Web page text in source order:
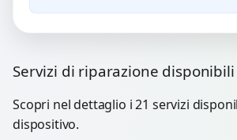
Servizi di riparazione disponibili
Scopri nel dettaglio i 21 servizi
dispositivo.